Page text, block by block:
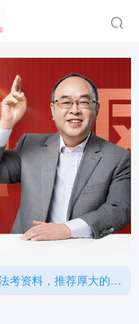
重要通知：因网站调整，现已经关闭手机号登录，请手机注册用户及时添加客服微信（微信号：dykz180），客服会协助将登陆方式更改为邮箱登录！
更新提示：已经更新部分机构主观题法考资料，推荐厚大的考点清单，高清版，特别适合学习！
更新提示：已经更新部分机构主观题法考资料，推荐厚大的考点清单，高清版，特别适合学习！